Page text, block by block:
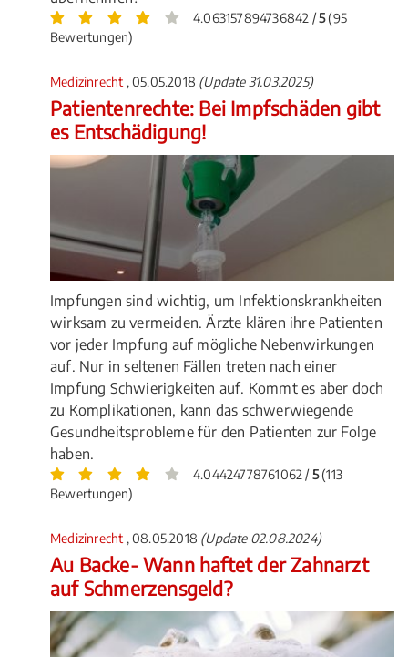
4.063157894736842 /5(95
Bewertungen)
Medizinrecht , 05.05.2018 (Update 31.03.2025)
Patientenrechte: Bei Impfschäden gibt
es Entschädigung!
Impfungen sind wichtig, um Infektionskrankheiten
wirksam zu vermeiden. Ärzte klären ihre Patienten
vor jeder Impfung auf mögliche Nebenwirkungen
auf. Nur in seltenen Fällen treten nach einer
Impfung Schwierigkeiten auf. Kommt es aber doch
zu Komplikationen, kann das schwerwiegende
Gesundheitsprobleme für den Patienten zur Folge
haben.
4.04424778761062 / 5(113
Bewertungen)
Medizinrecht , 08.05.2018 (Update 02.08.2024)
Au Backe- Wann haftet der Zahnarzt
auf Schmerzensgeld?